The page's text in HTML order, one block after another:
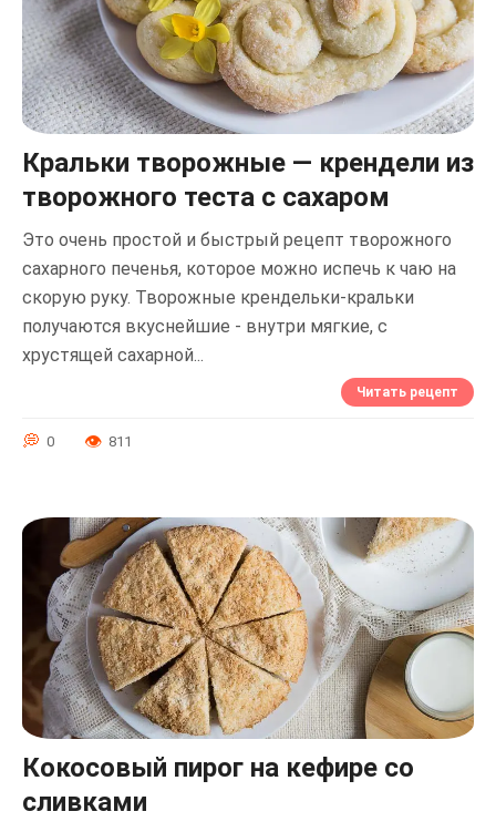
Кральки творожные — крендели из
творожного теста с сахаром
Это очень простой и быстрый рецепт творожного
сахарного печенья, которое можно испечь к чаю на
скорую руку. Творожные крендельки-кральки
получаются вкуснейшие - внутри мягкие, с
хрустящей сахарной...
Читать рецепт
0 811
Кокосовый пирог на кефире со
сливками